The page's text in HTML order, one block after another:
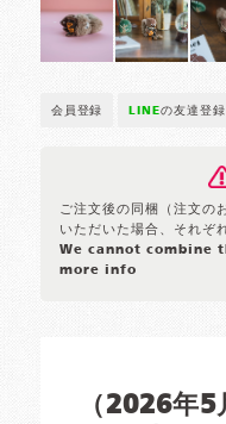
会員登録 LINEの友達登録
ご注文後の同梱（注文の
いただいた場合、それぞ
We cannot combine
more info
（2026年